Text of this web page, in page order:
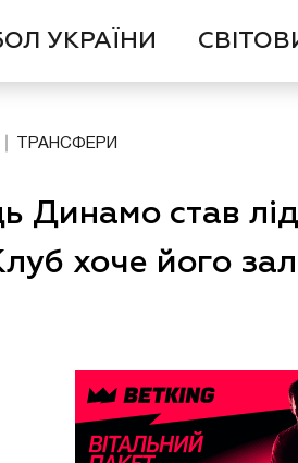
УКРАЇНИ
ТРАНСФЕРИ
Динамо став
хоче його